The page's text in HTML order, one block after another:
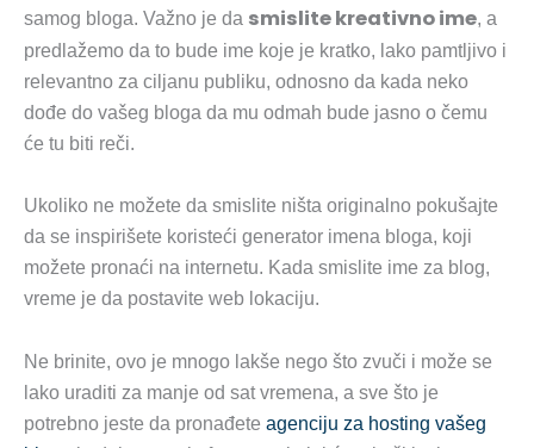
samog bloga. Važno je da smislite kreativno ime, a
predlažemo da to bude ime koje je kratko, lako pamtljivo i
relevantno za ciljanu publiku, odnosno da kada neko
dođe do vašeg bloga da mu odmah bude jasno o čemu
će tu biti reči.
Ukoliko ne možete da smislite ništa originalno pokušajte
da se inspirišete koristeći generator imena bloga, koji
možete pronaći na internetu. Kada smislite ime za blog,
vreme je da postavite web lokaciju.
Ne brinite, ovo je mnogo lakše nego što zvuči i može se
lako uraditi za manje od sat vremena, a sve što je
potrebno jeste da pronađete agenciju za hosting vašeg